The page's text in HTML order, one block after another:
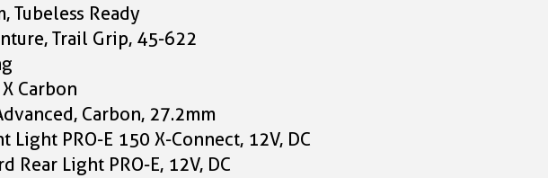
Tubeless Ready
Trail Grip, 45-622
X Carbon
Carbon, 27.2mm
Light PRO-E 150 X-Connect, 12V, DC
Rear Light PRO-E, 12V, DC